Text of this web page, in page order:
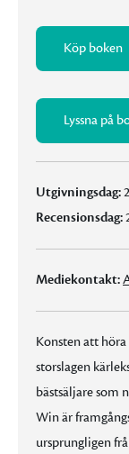
Köp boken
Lyssna på
Utgivningsdag:
Recensionsdag:
Mediekontakt:
Konsten att
storslagen
bästsäljare som
Win är
ursprungligen